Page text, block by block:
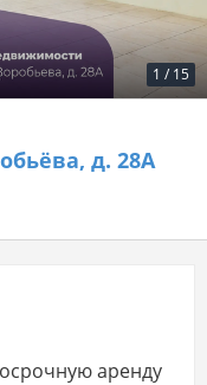
1 / 15
д. 28А
аренду